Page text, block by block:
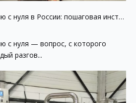
Как открыть пивоварню с нуля в России: пошаговая инструкция 2026
с нуля — вопрос, с которого
разгов...